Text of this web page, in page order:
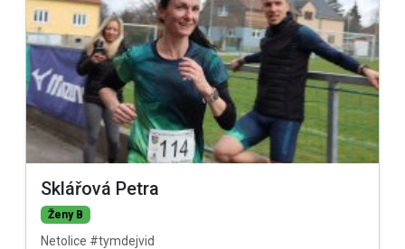
Sklářová Petra
Ženy B
Netolice #tymdejvid